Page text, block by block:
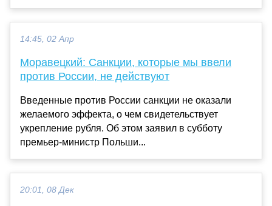
14:45, 02 Апр
Моравецкий: Санкции, которые мы ввели
против России, не действуют
Введенные против России санкции не оказали
желаемого эффекта, о чем свидетельствует
укрепление рубля. Об этом заявил в субботу
премьер-министр Польши...
20:01, 08 Дек